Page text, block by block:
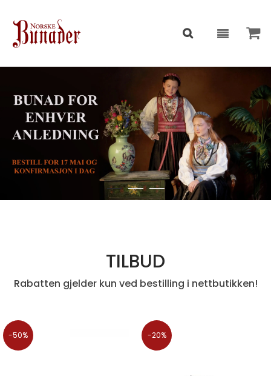
TILBUD
Rabatten gjelder kun ved bestilling i nettbutikken!
-50% -20%